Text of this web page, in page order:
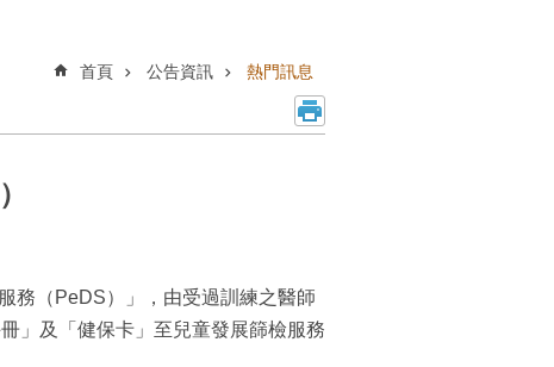
首頁 公告資訊 熱門訊息
務（PeDS）」，由受過訓練之醫師
」及「健保卡」至兒童發展篩檢服務